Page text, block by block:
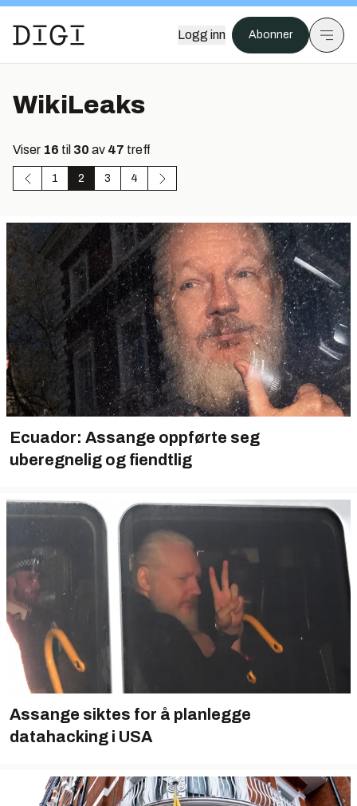
Logg inn Abonner
WikiLeaks
Viser 16 til 30 av 47 treff
1 2 3 4
Ecuador: Assange oppførte seg
uberegnelig og fiendtlig
Assange siktes for å planlegge
datahacking i USA